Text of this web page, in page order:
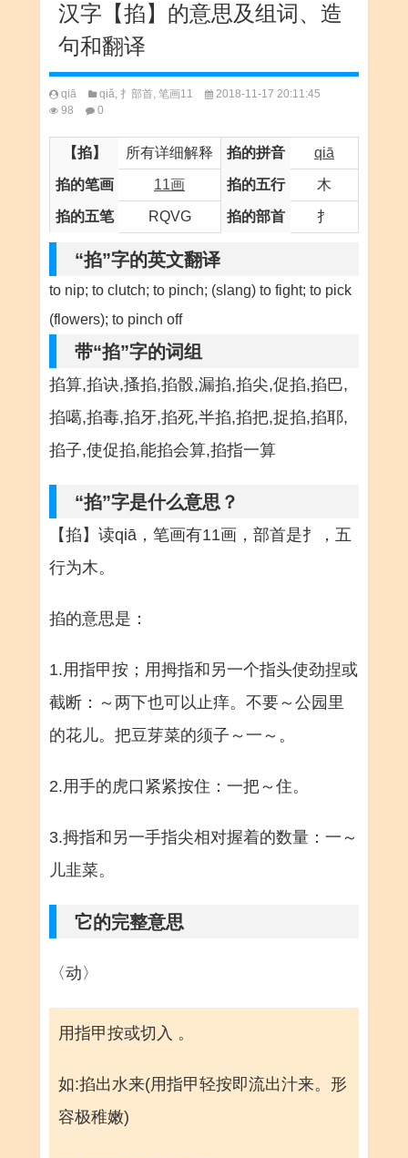
汉字【掐】的意思及组词、造
句和翻译
qiā qiǎ, 扌部首, 笔画11
2018-11-17 20:11:45
98
0
【掐】 所有详细解释 掐的拼音 qiā
掐的笔画 11画 掐的五行 木
掐的五笔 RQVG 掐的部首 扌
“掐”字的英文翻译
to nip; to clutch; to pinch; (slang) to fight; to pick
(flowers); to pinch off
带“掐”字的词组
掐算,掐诀,搔掐,掐骰,漏掐,掐尖,促掐,掐巴,
掐噶,掐毒,掐牙,掐死,半掐,掐把,捉掐,掐耶,
掐子,使促掐,能掐会算,掐指一算
“掐”字是什么意思？
【掐】读qiā，笔画有11画，部首是扌，五
行为木。
掐的意思是：
1.用指甲按；用拇指和另一个指头使劲捏或
截断：～两下也可以止痒。不要～公园里
的花儿。把豆芽菜的须子～一～。
2.用手的虎口紧紧按住：一把～住。
3.拇指和另一手指尖相对握着的数量：一～
儿韭菜。
它的完整意思
〈动〉
用指甲按或切入 。
如:掐出水来(用指甲轻按即流出汁来。形
容极稚嫩)